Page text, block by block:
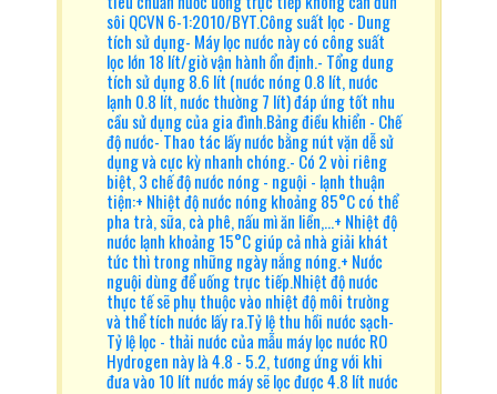
sôi QCVN 6-1:2010/BYT.Công suất lọc - Dung
tích sử dụng- Máy lọc nước này có công suất
lọc lớn 18 lít/giờ vận hành ổn định.- Tổng dung
tích sử dụng 8.6 lít (nước nóng 0.8 lít, nước
lạnh 0.8 lít, nước thường 7 lít) đáp ứng tốt nhu
cầu sử dụng của gia đình.Bảng điều khiển - Chế
độ nước- Thao tác lấy nước bằng nút vặn dễ sử
dụng và cực kỳ nhanh chóng.- Có 2 vòi riêng
biệt, 3 chế độ nước nóng - nguội - lạnh thuận
tiện:+ Nhiệt độ nước nóng khoảng 85°C có thể
pha trà, sữa, cà phê, nấu mì ăn liền,…+ Nhiệt độ
nước lạnh khoảng 15°C giúp cả nhà giải khát
tức thì trong những ngày nắng nóng.+ Nước
nguội dùng để uống trực tiếp.Nhiệt độ nước
thực tế sẽ phụ thuộc vào nhiệt độ môi trường
và thể tích nước lấy ra.Tỷ lệ thu hồi nước sạch-
Tỷ lệ lọc - thải nước của mẫu máy lọc nước RO
Hydrogen này là 4.8 - 5.2, tương ứng với khi
đưa vào 10 lít nước máy sẽ lọc được 4.8 lít nước